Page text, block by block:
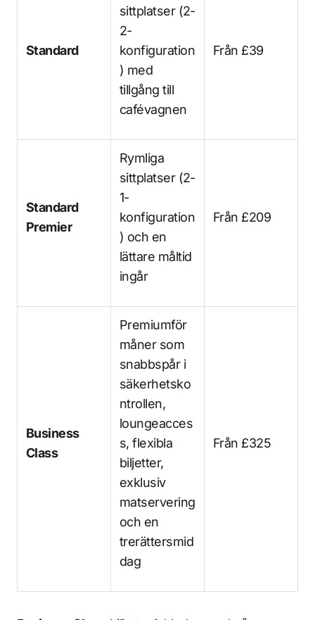
Standard
sittplatser (2-
2-
konfiguration
) med
tillgång till
cafévagnen
Från £39
Standard
Premier
Rymliga
sittplatser (2-
1-
konfiguration
) och en
lättare måltid
ingår
Från £209
Business
Class
Premiumför
måner som
snabbspår i
säkerhetsko
ntrollen,
loungeacces
s, flexibla
biljetter,
exklusiv
matservering
och en
trerättersmid
dag
Från £325